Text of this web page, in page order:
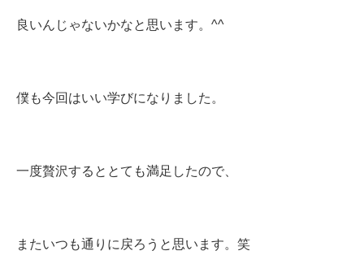
良いんじゃないかなと思います。^^
僕も今回はいい学びになりました。
一度贅沢するととても満足したので、
またいつも通りに戻ろうと思います。笑